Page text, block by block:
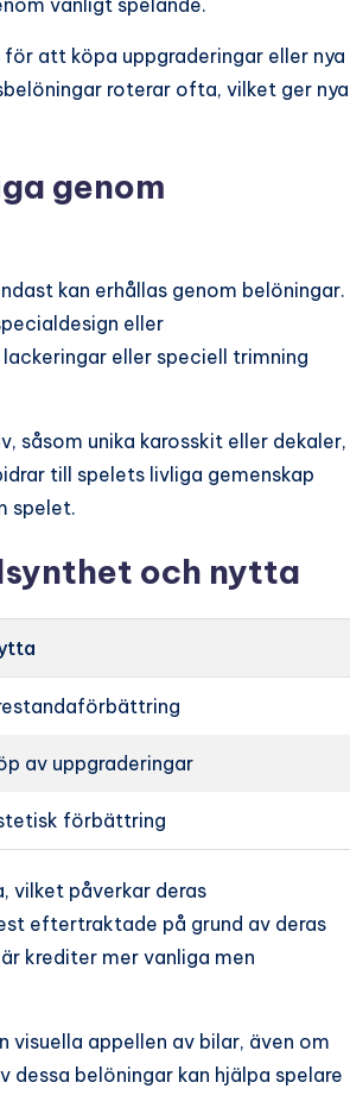
vanligt spelande.
att köpa uppgraderingar eller nya
roterar ofta, vilket ger nya
genom
kan erhållas genom belöningar.
eller
eller speciell trimning
såsom unika karosskit eller dekaler,
till spelets livliga gemenskap
spelet.
och nytta
av uppgraderingar
förbättring
vilket påverkar deras
eftertraktade på grund av deras
krediter mer vanliga men
appellen av bilar, även om
belöningar kan hjälpa spelare